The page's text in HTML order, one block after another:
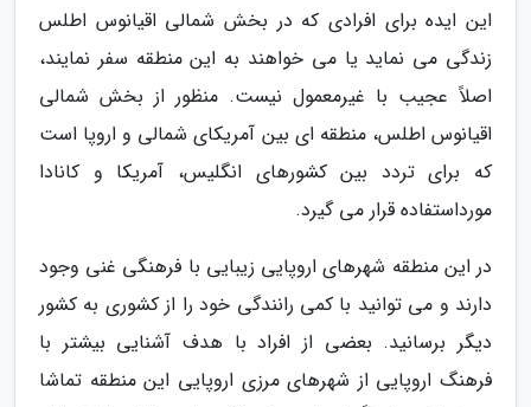
این ایده برای افرادی که در بخش شمالی اقیانوس اطلس
زندگی می نماید یا می خواهند به این منطقه سفر نمایند،
اصلاً عجیب با غیرمعمول نیست. منظور از بخش شمالی
اقیانوس اطلس، منطقه ای بین آمریکای شمالی و اروپا است
که برای تردد بین کشورهای انگلیس، آمریکا و کانادا
مورداستفاده قرار می گیرد.
در این منطقه شهرهای اروپایی زیبایی با فرهنگی غنی وجود
دارند و می توانید با کمی رانندگی خود را از کشوری به کشور
دیگر برسانید. بعضی از افراد با هدف آشنایی بیشتر با
فرهنگ اروپایی از شهرهای مرزی اروپایی این منطقه تماشا